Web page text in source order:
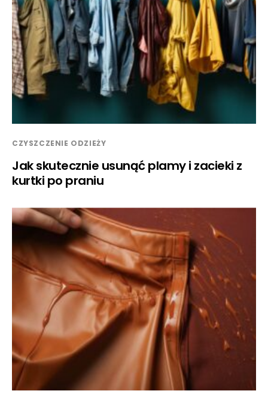
CZYSZCZENIE ODZIEŻY
Jak skutecznie usunąć plamy i zacieki z
kurtki po praniu